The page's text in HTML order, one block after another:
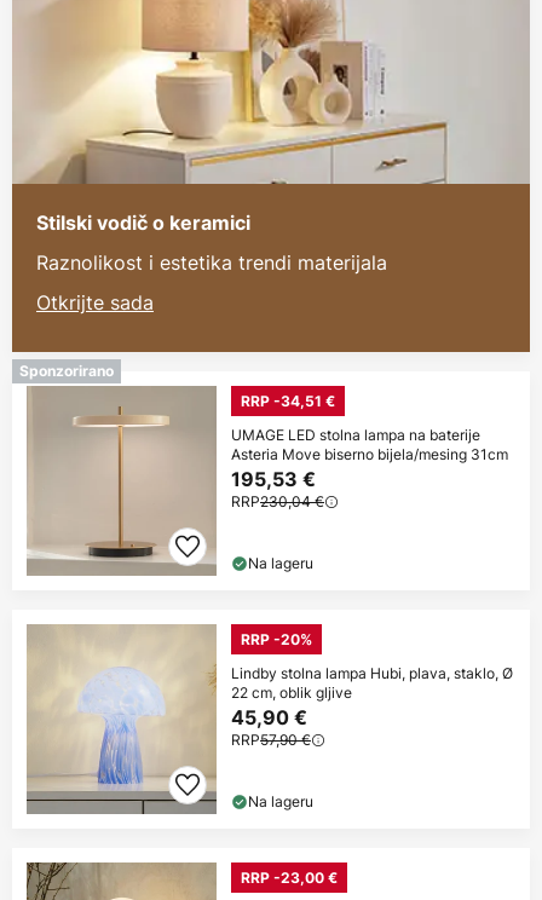
Stilski vodič o keramici
Raznolikost i estetika trendi materijala
Otkrijte sada
Sponzorirano
RRP -34,51 €
UMAGE LED stolna lampa na baterije
Asteria Move biserno bijela/mesing 31cm
195,53 €
RRP230,04 €
Na lageru
RRP -20%
Lindby stolna lampa Hubi, plava, staklo, Ø
22 cm, oblik gljive
45,90 €
RRP57,90 €
Na lageru
RRP -23,00 €